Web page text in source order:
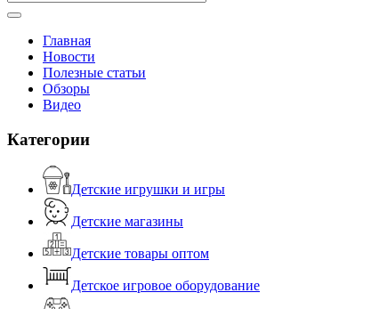
Главная
Новости
Полезные статьи
Обзоры
Видео
Категории
Детские игрушки и игры
Детские магазины
Детские товары оптом
Детское игровое оборудование